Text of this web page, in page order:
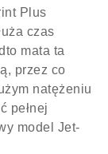
Plus
czas
mata ta
przez co
natężeniu
pełnej
model Jet-